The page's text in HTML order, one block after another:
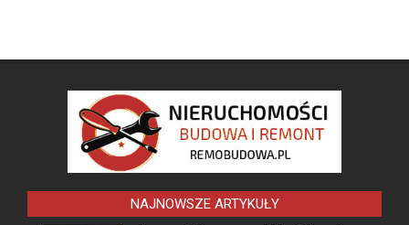
NAJNOWSZE ARTYKUŁY